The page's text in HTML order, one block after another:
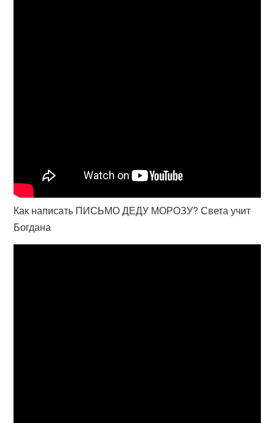
Как написать ПИСЬМО ДЕДУ МОРОЗУ? Света учит
Богдана